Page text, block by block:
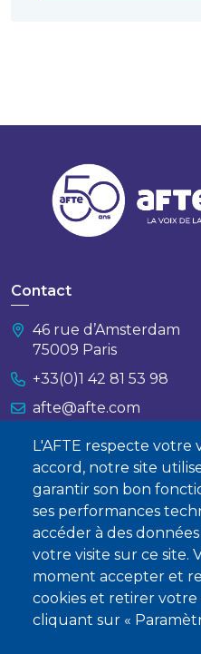
L'AFTE respecte votre
accord, notre site
garantir son bon
ses performances
accéder à des
votre visite sur ce site.
moment accepter et
cookies et retirer
cliquant sur «
Contact
46 rue d’Amsterdam
75009 Paris
+33(0)1 42 81 53 98
afte@afte.com
Nous contacter
À propos
Qui sommes-nous ?
Devenir membre